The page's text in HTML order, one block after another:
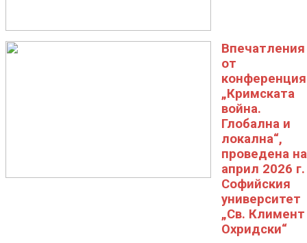
Впечатления
от
„Кримската
война.
Глобална и
локална“,
проведена
април 2026 г.
Софийския
университет
„Св. Климент
Охридски“